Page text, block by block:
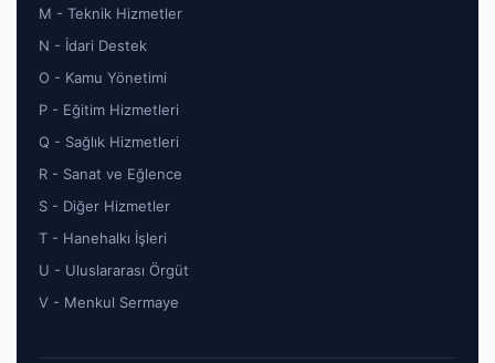
M - Teknik Hizmetler
N - İdari Destek
O - Kamu Yönetimi
P - Eğitim Hizmetleri
Q - Sağlık Hizmetleri
R - Sanat ve Eğlence
S - Diğer Hizmetler
T - Hanehalkı İşleri
U - Uluslararası Örgüt
V - Menkul Sermaye